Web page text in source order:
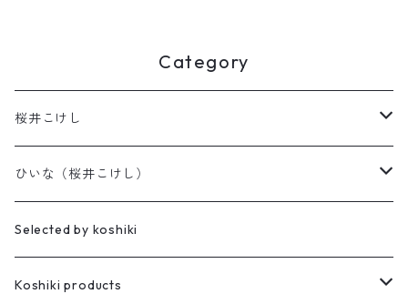
Category
桜井こけし
天神様
櫻井家の伝統こけし
櫻井家の鳴子こけし
ひいな（桜井こけし）
昭寛作
華雅
親王飾り
Selected by koshiki
Koshiki products